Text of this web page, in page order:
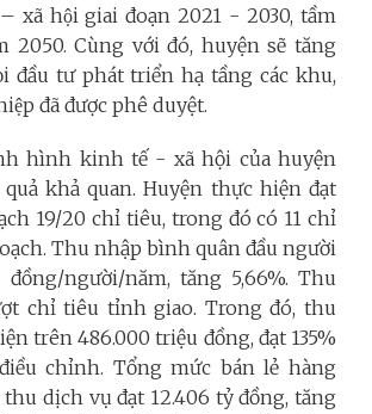
xã hội giai đoạn 2021 - 2030, tầm
2050. Cùng với đó, huyện sẽ tăng
đầu tư phát triển hạ tầng các khu,
đã được phê duyệt.
hình kinh tế - xã hội của huyện
khả quan. Huyện thực hiện đạt
19/20 chỉ tiêu, trong đó có 11 chỉ
Thu nhập bình quân đầu người
người/năm, tăng 5,66%. Thu
chỉ tiêu tỉnh giao. Trong đó, thu
trên 486.000 triệu đồng, đạt 135%
chỉnh. Tổng mức bán lẻ hàng
dịch vụ đạt 12.406 tỷ đồng, tăng